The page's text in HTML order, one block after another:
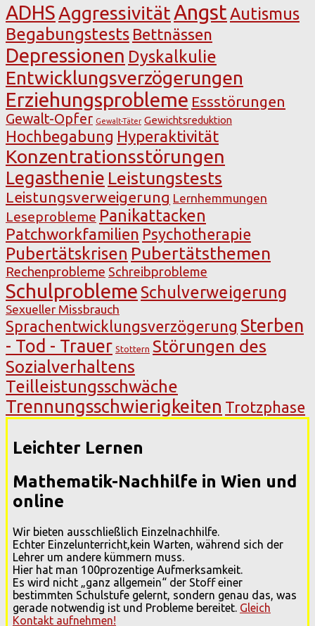
ADHSAggressivitätAngstAutismus
Begabungstests Bettnässen
Depressionen Dyskalkulie
Entwicklungsverzögerungen
Erziehungsprobleme Essstörungen
Gewalt-Opfer Gewalt-Täter Gewichtsreduktion
Hochbegabung Hyperaktivität
Konzentrationsstörungen
Legasthenie Leistungstests
Leistungsverweigerung Lernhemmungen
Leseprobleme Panikattacken
Patchworkfamilien Psychotherapie
Pubertätskrisen Pubertätsthemen
Rechenprobleme Schreibprobleme
SchulproblemeSchulverweigerung
Sexueller Missbrauch
Sprachentwicklungsverzögerung Sterben
- Tod - Trauer Stottern Störungen des
Sozialverhaltens
Teilleistungsschwäche
Trennungsschwierigkeiten Trotzphase
Leichter Lernen
Mathematik-Nachhilfe in Wien und
online
Wir bieten ausschließlich Einzelnachhilfe.
Echter Einzelunterricht,kein Warten, während sich der
Lehrer um andere kümmern muss.
Hier hat man 100prozentige Aufmerksamkeit.
Es wird nicht „ganz allgemein“ der Stoff einer
bestimmten Schulstufe gelernt, sondern genau das, was
gerade notwendig ist und Probleme bereitet. Gleich
Kontakt aufnehmen!